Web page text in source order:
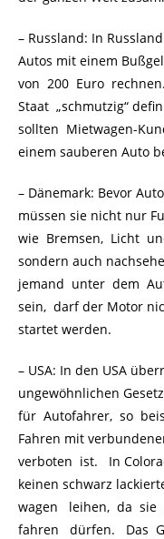
– Russland: In
Autos mit einem
von 200 Euro
Staat „schmutzig“
sollten Mietwagen-
einem sauberen Auto
– Dänemark: Bevor
müssen sie nicht nur
wie Bremsen, Licht
sondern auch
jemand unter dem
sein, darf der Motor
startet werden.
– USA: In den USA
ungewöhnlichen
für Autofahrer, so
Fahren mit
verboten ist. In
keinen schwarz
wagen leihen, da
fahren dürfen. Das